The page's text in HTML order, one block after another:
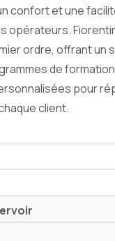
confort et une
opérateurs.
ordre, offrant un
de
pour
client.